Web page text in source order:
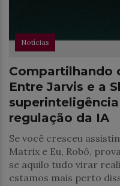
Notícias
Compartilhando
Entre Jarvis e a
regulação da IA
Se você cresceu
Matrix e Eu, Robô,
se aquilo tudo virar
estamos mais perto